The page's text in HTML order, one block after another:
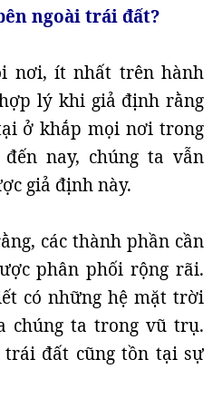
ngoài trái đất?
nơi, ít nhất trên hành
lý khi giả định rằng
ở khắp mọi nơi trong
nay, chúng ta vẫn
giả định này.
các thành phần cần
phân phối rộng rãi.
có những hệ mặt trời
chúng ta trong vũ trụ.
trái đất cũng tồn tại sự